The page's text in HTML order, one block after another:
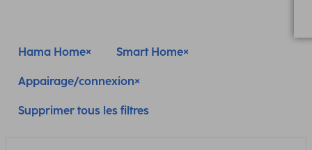
Hama Home Smart Home
Appairage/connexion
Supprimer tous les filtres